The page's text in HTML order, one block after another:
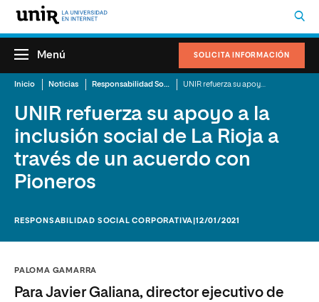
SOLICITA INFORMACIÓN
Menú
Inicio Noticias Responsabilidad Social Corporativa
UNIR refuerza su apoyo a la
inclusión social de La Rioja a
través de un acuerdo con
Pioneros
RESPONSABILIDAD SOCIAL CORPORATIVA |12/01/2021
PALOMA GAMARRA
Para Javier Galiana, director ejecutivo de